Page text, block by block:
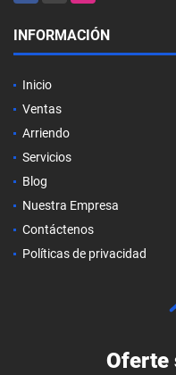
INFORMACIÓN
Inicio
Ventas
Arriendo
Servicios
Blog
Nuestra Empresa
Contáctenos
Políticas de privacidad
Oferte